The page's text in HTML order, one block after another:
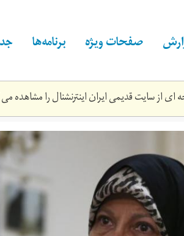
صفحات ویژه برنامه‌ها
از سایت قدیمی ایران اینترنشنال را مشاهده